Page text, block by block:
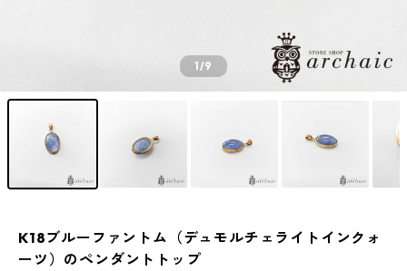
1/9
K18ブルーファントム（デュモルチェライトインクォ
ーツ）のペンダントトップ